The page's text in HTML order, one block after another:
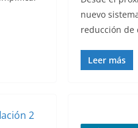
nuevo
reducción de
Leer más